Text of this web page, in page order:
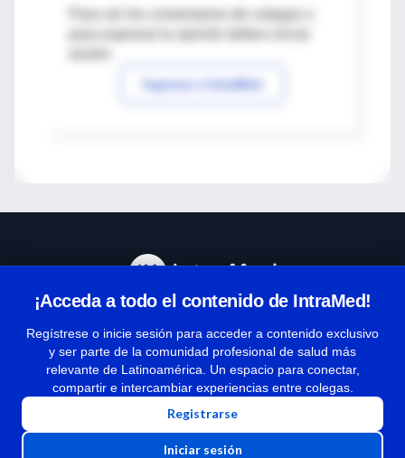
Para ver los comentarios de colegas o
Ingresar a IntraMed
¡Acceda a todo el contenido de IntraMed!
Regístrese o inicie sesión para acceder a contenido exclusivo
y ser parte de la comunidad profesional de salud más
relevante de Latinoamérica. Un espacio para conectar,
compartir e intercambiar experiencias entre colegas.
Registrarse
Iniciar sesión
Términos y condiciones
| Políticas de privacidad
| Todos los derechos reservados | Copyright 1997-2026